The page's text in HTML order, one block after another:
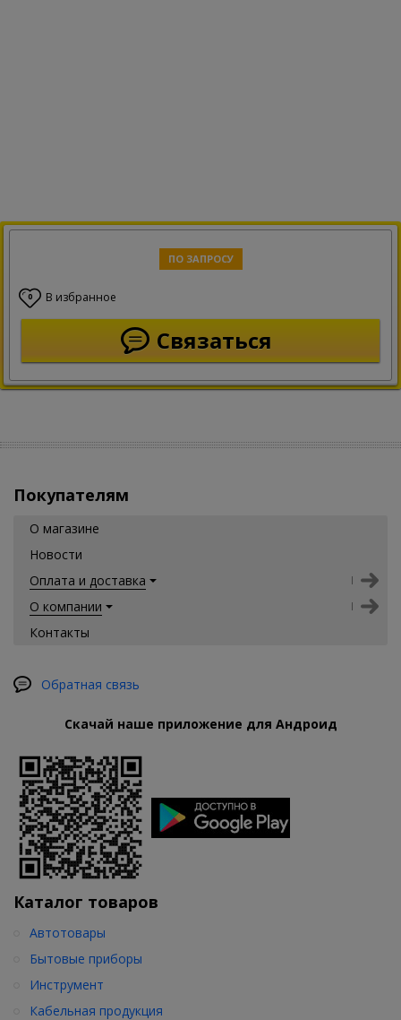
ПО ЗАПРОСУ
0 В избранное
Связаться
Покупателям
О магазине
Новости
Оплата и доставка
О компании
Контакты
Обратная связь
Скачай наше приложение для Андроид
Каталог товаров
Автотовары
Бытовые приборы
Инструмент
Кабельная продукция